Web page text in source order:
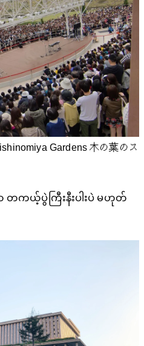
Gardens 木の葉のス
တကယ့်ပွဲကြီးနီးပါးပဲ မဟုတ်